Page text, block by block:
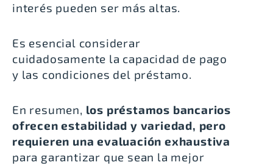
interés pueden ser más altas.
Es esencial considerar
cuidadosamente la capacidad de pago
y las condiciones del préstamo.
En resumen, los préstamos bancarios
ofrecen estabilidad y variedad, pero
requieren una evaluación exhaustiva
para garantizar que sean la mejor